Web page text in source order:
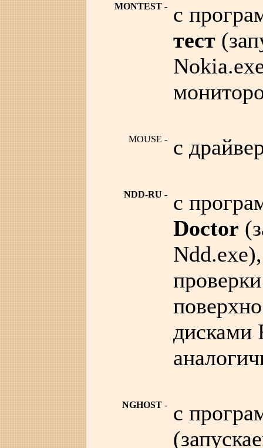
MONTEST -
с
тест
MOUSE - с
NDD-RU -
с
Doctor
дисками
NGHOST -
с